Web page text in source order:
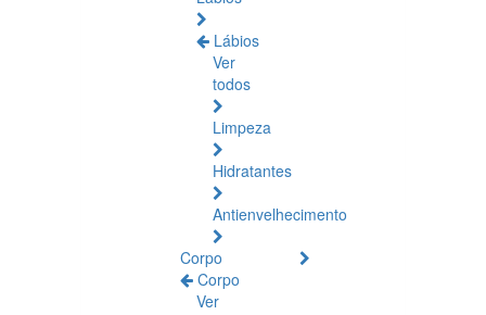
Lábios
Ver
todos
Limpeza
Hidratantes
Antienvelhecimento
Corpo
Corpo
Ver